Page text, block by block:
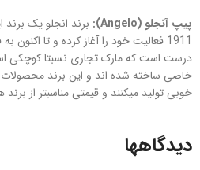
پیپ آنجلو (Angelo
): برند انجلو یک برند
1911 فعالیت خود را آغاز کرده و تا
درست است که مارک تجاری نسبتا کوچکی
خاصی ساخته شده اند و این برند محصولات
خوبی تولید میکنند و قیمتی مناسبتر از برند
دیدگاهها